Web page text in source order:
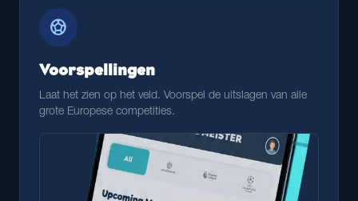
sports_soccer
Voorspellingen
Laat het zien op het veld. Voorspel de uitslagen van alle
grote Europese competities.